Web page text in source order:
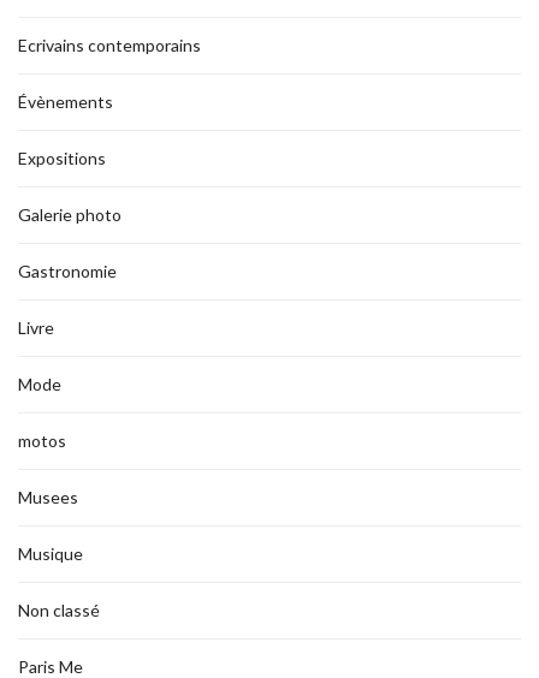
Ecrivains contemporains
Évènements
Expositions
Galerie photo
Gastronomie
Livre
Mode
motos
Musees
Musique
Non classé
Paris Me